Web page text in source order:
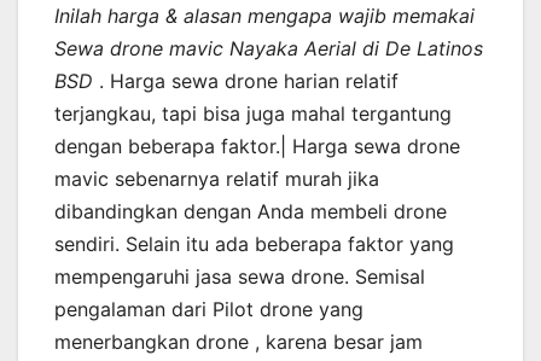
Inilah harga & alasan mengapa wajib memakai
Sewa drone mavic Nayaka Aerial di De Latinos
BSD . Harga sewa drone harian relatif
terjangkau, tapi bisa juga mahal tergantung
dengan beberapa faktor.| Harga sewa drone
mavic sebenarnya relatif murah jika
dibandingkan dengan Anda membeli drone
sendiri. Selain itu ada beberapa faktor yang
mempengaruhi jasa sewa drone. Semisal
pengalaman dari Pilot drone yang
menerbangkan drone , karena besar jam